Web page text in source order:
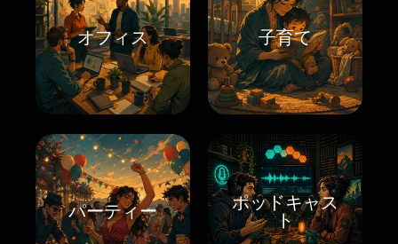
オフィス 子育て
パーティー
ポッドキャス
ト